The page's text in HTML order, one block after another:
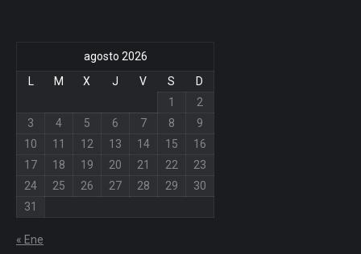
agosto 2026
L
M X J V S
D
1
2
3
4 5 6 7 8
9
10
11 12 13 14 15
16
17
18 19 20 21 22
23
24
25 26 27 28 29
30
31
« Ene